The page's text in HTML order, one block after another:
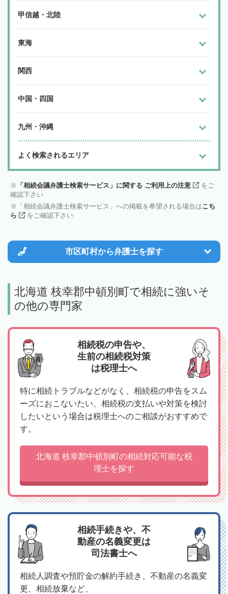
甲信越・北陸
東海
関西
中国・四国
九州・沖縄
よく検索されるエリア
「相続会議弁護士検索サービス」に関する ご利用上の注意
をご
確認下さい
「相続会議弁護士検索サービス」への掲載を希望される場合はこち
ら
をご確認下さい
市区町村から弁護士を探す
北海道 枝幸郡中頓別町で相続に強いそ
の他の専門家
相続税の申告や、
生前の相続税対策
は税理士へ
特に相続トラブルなどがなく、相続税の申告をスム
ーズにおこないたい、相続税の支払いや対策を検討
したいという場合は税理士へのご相談がおすすめで
す。
北海道 枝幸郡中頓別町の相続対応可能な税
理士を探す
相続手続きや、不
動産の名義変更は
司法書士へ
相続人調査や預貯金の解約手続き、不動産の名義変
更、相続放棄など、